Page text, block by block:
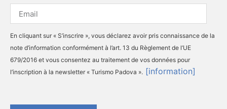
En cliquant sur « S’inscrire », vous déclarez avoir pris connaissance de la
note d’information conformément à l’art. 13 du Règlement de l’UE
679/2016 et vous consentez au traitement de vos données pour
l’inscription à la newsletter « Turismo Padova ». [information]